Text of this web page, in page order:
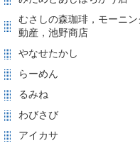
むさしの森珈琲，モーニ
動産，池野商店
やなせたかし
らーめん
るみね
わびさび
アイカサ